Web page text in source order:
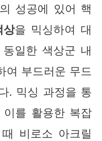
성공에 있어 핵
상을 믹싱하여 대
일한 색상군 내
여 부드러운 무드
. 믹싱 과정을 통
를 활용한 복잡
비로소 아크릴